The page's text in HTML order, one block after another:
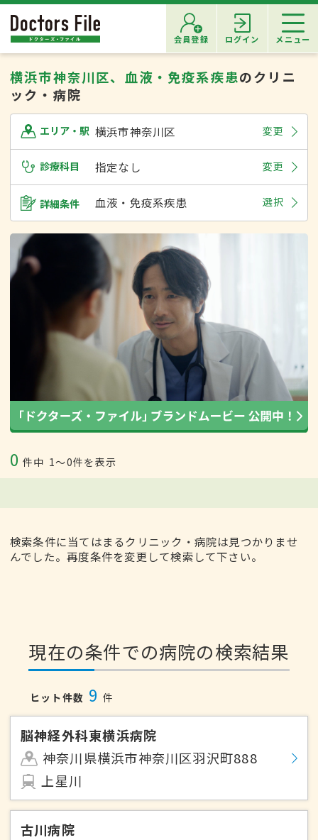
会員登録 ログイン メニュー
横浜市神奈川区、血液・免疫系疾患のクリニ
ック・病院
エリア・駅 横浜市神奈川区 変更
診療科目 指定なし 変更
詳細条件 血液・免疫系疾患 選択
0 件中 1〜0件を表示
検索条件に当てはまるクリニック・病院は見つかりませ
んでした。再度条件を変更して検索して下さい。
現在の条件での病院の検索結果
ヒット件数 9 件
脳神経外科東横浜病院
神奈川県横浜市神奈川区羽沢町888
上星川
古川病院